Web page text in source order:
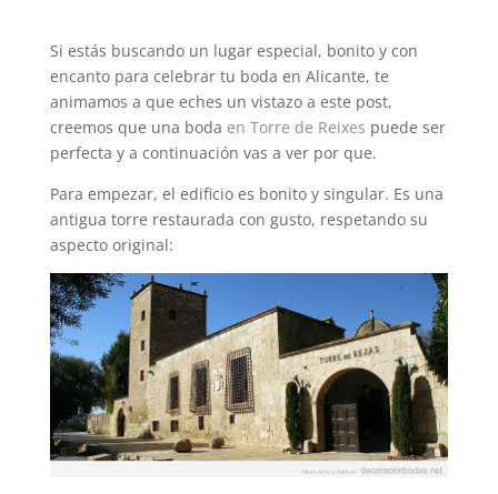
Si estás buscando un lugar especial, bonito y con
encanto para celebrar tu boda en Alicante, te
animamos a que eches un vistazo a este post,
creemos que una boda en Torre de Reixes puede ser
perfecta y a continuación vas a ver por que.
Para empezar, el edificio es bonito y singular. Es una
antigua torre restaurada con gusto, respetando su
aspecto original: